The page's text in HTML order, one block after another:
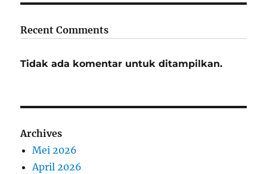
Recent Comments
Tidak ada komentar untuk ditampilkan.
Archives
Mei 2026
April 2026